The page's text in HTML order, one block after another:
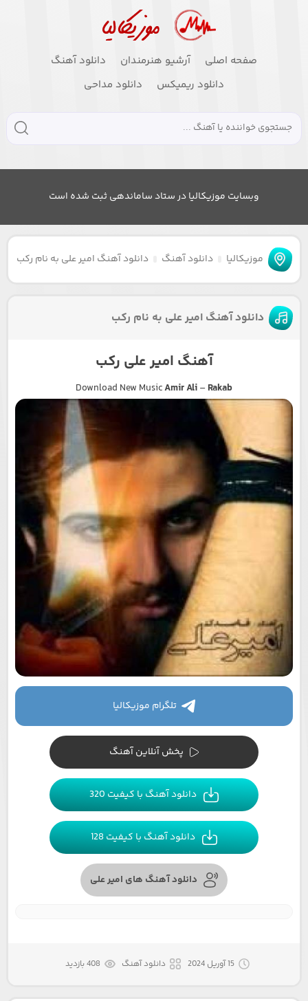
صفحه اصلی آرشیو هنرمندان
دانلود آهنگ
دانلود ریمیکس
دانلود مداحی
وبسایت موزیکالیا در ستاد ساماندهی ثبت شده است
موزیکالیا دانلود آهنگ دانلود آهنگ امیر علی به نام رکب
دانلود آهنگ امیر علی به نام رکب
آهنگ امیر علی رکب
Download New MusicAmir Ali– Rakab
تلگرام موزیکالیا
پخش آنلاین آهنگ
دانلود آهنگ با کیفیت 320
دانلود آهنگ با کیفیت 128
دانلود آهنگ های امیر علی
15 آوریل 2024 دانلود آهنگ 408 بازدید